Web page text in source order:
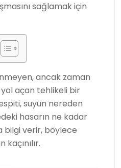
sağlamak için
ancak zaman
açan tehlikeli bir
suyun nereden
hasarın ne kadar
bilgi verir, böylece